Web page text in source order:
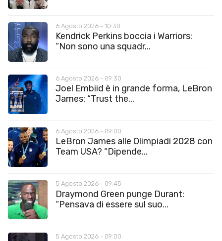
6 Agosto 2026 - 10:30
Kendrick Perkins boccia i Warriors:
“Non sono una squadr...
6 Agosto 2026 - 09:30
Joel Embiid è in grande forma, LeBron
James: “Trust the...
6 Agosto 2026 - 09:00
LeBron James alle Olimpiadi 2028 con
Team USA? “Dipende...
5 Agosto 2026 - 09:45
Draymond Green punge Durant:
“Pensava di essere sul suo...
5 Agosto 2026 - 09:00